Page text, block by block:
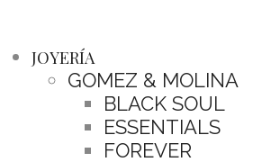
JOYERÍA
GOMEZ & MOLINA
BLACK SOUL
ESSENTIALS
FOREVER